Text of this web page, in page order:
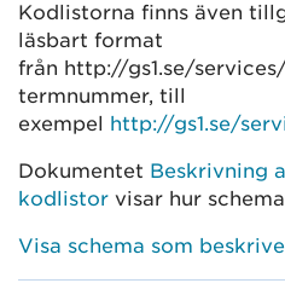
Kodlistorna finns även
läsbart format
från http://gs1.se/
termnummer, till
exempel http://gs1.se/
Dokumentet Beskrivning
kodlistor visar hur
Visa schema som